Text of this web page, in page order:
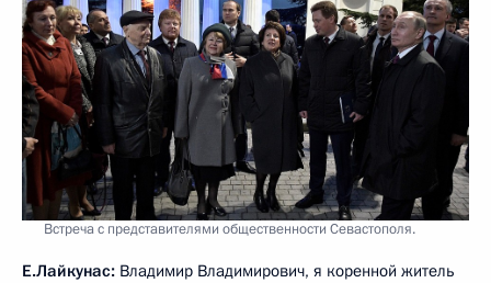
Встреча с представителями общественности Севастополя.
Е.Лайкунас: Владимир Владимирович, я коренной житель